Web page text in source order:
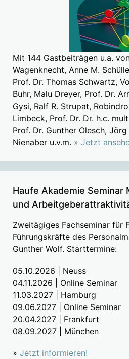
Mit 144 Gastbeiträgen u.a.
Wagenknecht, Anne M.
Prof. Dr. Thomas Schwartz,
Buhr, Malu Dreyer, Prof. Dr.
Gysi, Ralf R. Strupat,
Limbeck, Prof. Dr. Dr. h.c.
Prof. Dr. Gunther Olesch,
Nienaber u.v.m. » Jetzt
Haufe Akademie Seminar
und
Zweitägiges Fachseminar für
Führungskräfte des
Gunther Wolf. Starttermine:
05.10.2026 | Neuss
04.11.2026 | Online Seminar
11.03.2027 | Hamburg
09.06.2027 | Online Seminar
20.04.2027 | Frankfurt
08.09.2027 | München
» Jetzt informieren!